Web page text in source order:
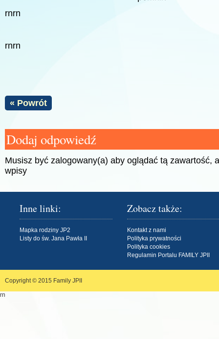
rnrn
rnrn
« Powrót
Dodaj odpowiedź
Musisz być zalogowany(a) aby oglądać tą zawartość,
wpisy
Inne linki:
Mapka rodziny JP2
Listy do św. Jana Pawła II
Zobacz także:
Kontakt z nami
Polityka prywatności
Polityka cookies
Regulamin Portalu FAMILY JPII
Copyright © 2015 Family JPII
rn